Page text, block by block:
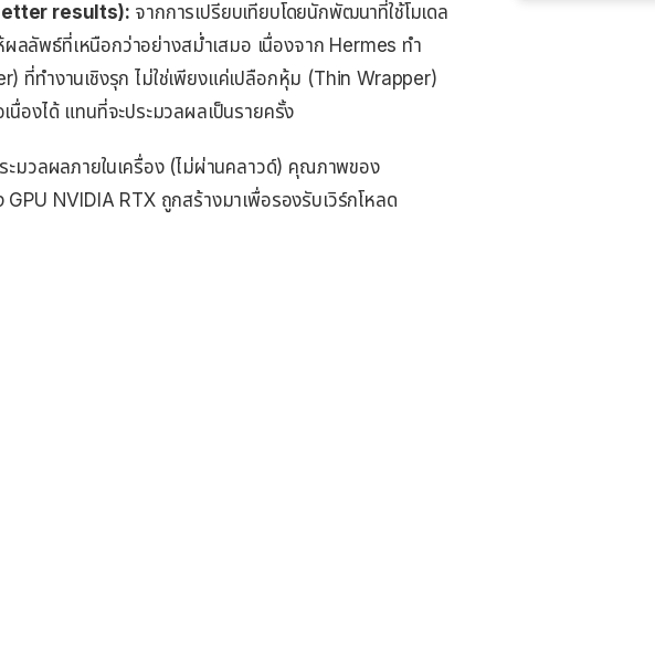
results): จากการเปรียบเทียบโดยนักพัฒนาที่ใช้โมเดล
ลลัพธ์ที่เหนือกว่าอย่างสม่ำเสมอ เนื่องจาก Hermes ทำ
ที่ทำงานเชิงรุก ไม่ใช่เพียงแค่เปลือกหุ้ม (Thin Wrapper)
องได้ แทนที่จะประมวลผลเป็นรายครั้ง
มวลผลภายในเครื่อง (ไม่ผ่านคลาวด์) คุณภาพของ
NVIDIA RTX ถูกสร้างมาเพื่อรองรับเวิร์กโหลด